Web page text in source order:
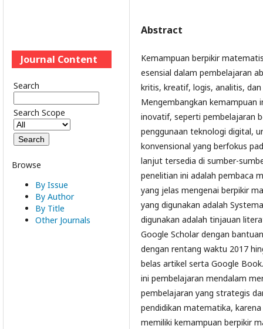
Journal Content
Search
Search Scope
Browse
By Issue
By Author
By Title
Other Journals
Abstract
Kemampuan berpikir
esensial dalam pembelajaran
kritis, kreatif, logis, analitis,
Mengembangkan kemampuan
inovatif, seperti pembelajaran
penggunaan teknologi digital,
konvensional yang berfokus
lanjut tersedia di sumber-
penelitian ini adalah pembaca
yang jelas mengenai berpikir
yang digunakan adalah
digunakan adalah tinjauan
Google Scholar dengan
dengan rentang waktu 2017
belas artikel serta Google
ini pembelajaran mendalam
pembelajaran yang strategis
pendidikan matematika,
memiliki kemampuan berpikir